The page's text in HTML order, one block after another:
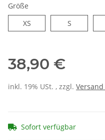
Größe
XS
S
38,90 €
inkl. 19% USt. , zzgl. Versand
Sofort verfügbar